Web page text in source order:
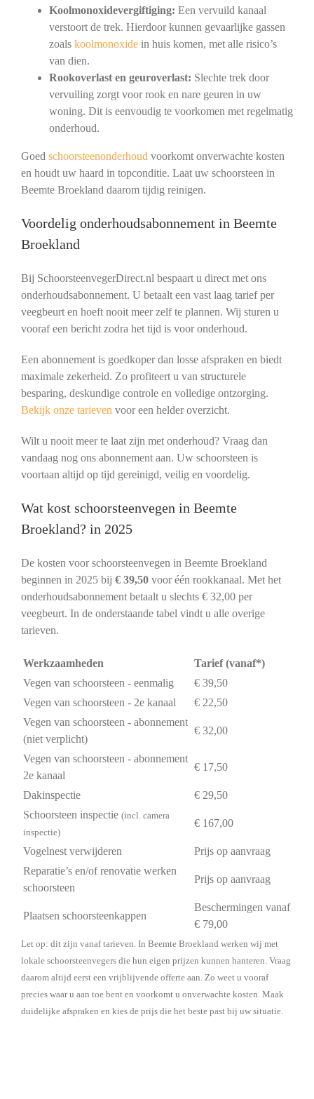
Koolmonoxidevergiftiging: Een vervuild kanaal
verstoort de trek. Hierdoor kunnen gevaarlijke gassen
zoals koolmonoxidein huis komen, met alle risico’s
van dien.
Rookoverlast en geuroverlast: Slechte trek door
vervuiling zorgt voor rook en nare geuren in uw
woning. Dit is eenvoudig te voorkomen met regelmatig
onderhoud.
Goed schoorsteenonderhoud voorkomt onverwachte kosten
en houdt uw haard in topconditie. Laat uw schoorsteen in
Beemte Broekland daarom tijdig reinigen.
Voordelig onderhoudsabonnement in Beemte
Broekland
Bij SchoorsteenvegerDirect.nl bespaart u direct met ons
onderhoudsabonnement. U betaalt een vast laag tarief per
veegbeurt en hoeft nooit meer zelf te plannen. Wij sturen u
vooraf een bericht zodra het tijd is voor onderhoud.
Een abonnement is goedkoper dan losse afspraken en biedt
maximale zekerheid. Zo profiteert u van structurele
besparing, deskundige controle en volledige ontzorging.
Bekijk onze tarieven voor een helder overzicht.
Wilt u nooit meer te laat zijn met onderhoud? Vraag dan
vandaag nog ons abonnement aan. Uw schoorsteen is
voortaan altijd op tijd gereinigd, veilig en voordelig.
Wat kost schoorsteenvegen in Beemte
Broekland? in 2025
De kosten voor schoorsteenvegen in Beemte Broekland
beginnen in 2025 bij € 39,50voor één rookkanaal. Met het
onderhoudsabonnement betaalt u slechts € 32,00 per
veegbeurt. In de onderstaande tabel vindt u alle overige
tarieven.
Werkzaamheden
Tarief (vanaf*)
Vegen van schoorsteen - eenmalig
€ 39,50
Vegen van schoorsteen - 2e kanaal
€ 22,50
Vegen van schoorsteen - abonnement
(niet verplicht)
€ 32,00
Vegen van schoorsteen - abonnement
2e kanaal
€ 17,50
Dakinspectie
€ 29,50
Schoorsteen inspectie (incl. camera
inspectie)
€ 167,00
Vogelnest verwijderen
Prijs op aanvraag
Reparatie’s en/of renovatie werken
schoorsteen
Prijs op aanvraag
Plaatsen schoorsteenkappen
Beschermingen vanaf
€ 79,00
Let op: dit zijn vanaf tarieven. In Beemte Broekland werken wij met
lokale schoorsteenvegers die hun eigen prijzen kunnen hanteren. Vraag
daarom altijd eerst een vrijblijvende offerte aan. Zo weet u vooraf
precies waar u aan toe bent en voorkomt u onverwachte kosten. Maak
duidelijke afspraken en kies de prijs die het beste past bij uw situatie.